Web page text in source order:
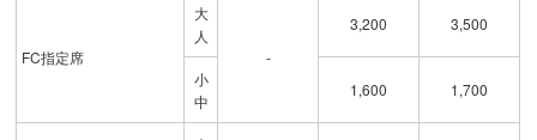
FC指定席
大
人
-
3,200 3,500
小
中
1,600 1,700